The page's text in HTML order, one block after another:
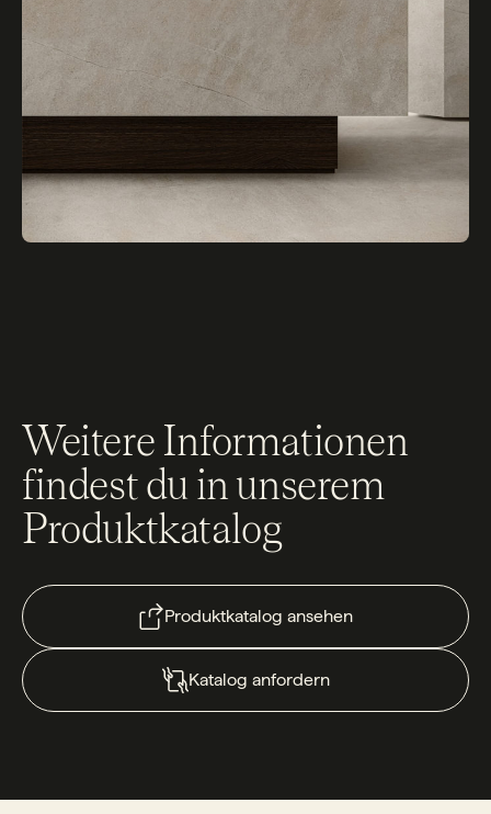
Weitere Informationen
findest du in unserem
Produktkatalog
Produktkatalog ansehen
Katalog anfordern